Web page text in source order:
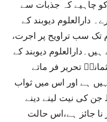
چاہیے کہ جذبات سے
دارالعلوم دیوبند کے
تک سب تراویح پر اجرت،
دیوبند کے
تحریر فر ماتے
ہے اور اس میں ثواب
کی نیت لینے دینے
جائز ہے،اس حالت